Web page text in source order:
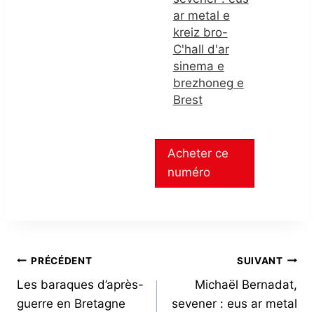
ar metal e
kreiz bro-
C'hall d'ar
sinema e
brezhoneg e
Brest
Acheter ce
numéro
NAVIGATION
DE
PRÉCÉDENT
Les baraques d’après-
guerre en Bretagne
SUIVANT
Michaël Bernadat,
sevener : eus ar metal